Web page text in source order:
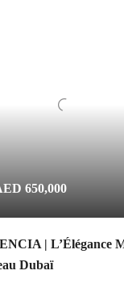
650,000
| L’Élégance
Dubaï